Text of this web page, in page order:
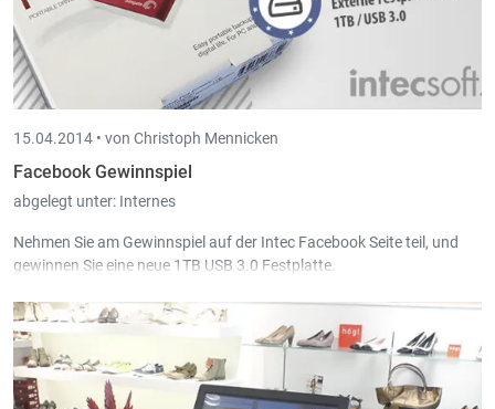
15.04.2014 • von Christoph Mennicken
Facebook Gewinnspiel
abgelegt unter: Internes
Nehmen Sie am Gewinnspiel auf der Intec Facebook Seiteteil, und
gewinnen Sie eine neue 1TB USB 3.0 Festplatte.